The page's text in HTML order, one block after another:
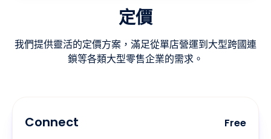
定價
我們提供靈活的定價方案，滿足從單店營運到大型跨國連
鎖等各類大型零售企業的需求。
Connect Free